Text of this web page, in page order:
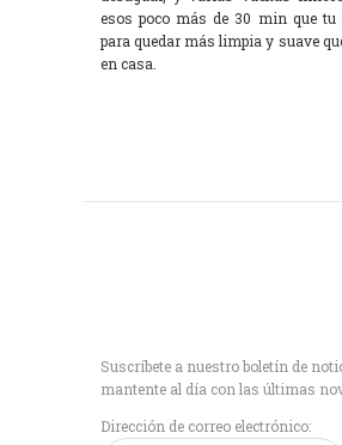
esos poco más de 30 min que tu
para quedar más limpia y suave
en casa.
Suscríbete a nuestro boletín de
mantente al día con las últimas
Dirección de correo electrónico: